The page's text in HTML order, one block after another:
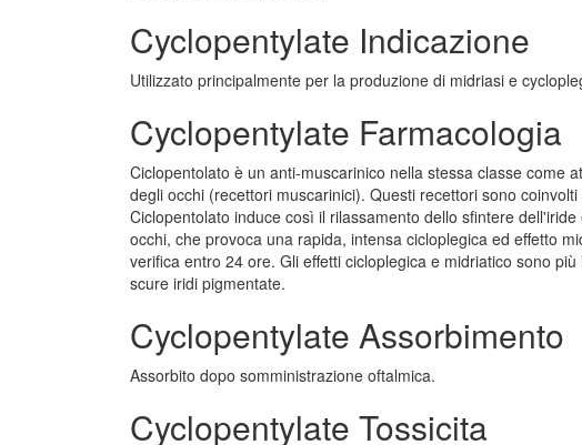
Cyclopentylate Indicazione
Utilizzato principalmente per la produzione di midriasi e
Cyclopentylate Farmacologia
Ciclopentolato è un anti-muscarinico nella stessa classe come
degli occhi (recettori muscarinici). Questi recettori sono
Ciclopentolato induce così il rilassamento dello sfintere
occhi, che provoca una rapida, intensa cicloplegica ed effetto
verifica entro 24 ore. Gli effetti cicloplegica e midriatico sono
scure iridi pigmentate.
Cyclopentylate Assorbimento
Assorbito dopo somministrazione oftalmica.
Cyclopentylate Tossicita